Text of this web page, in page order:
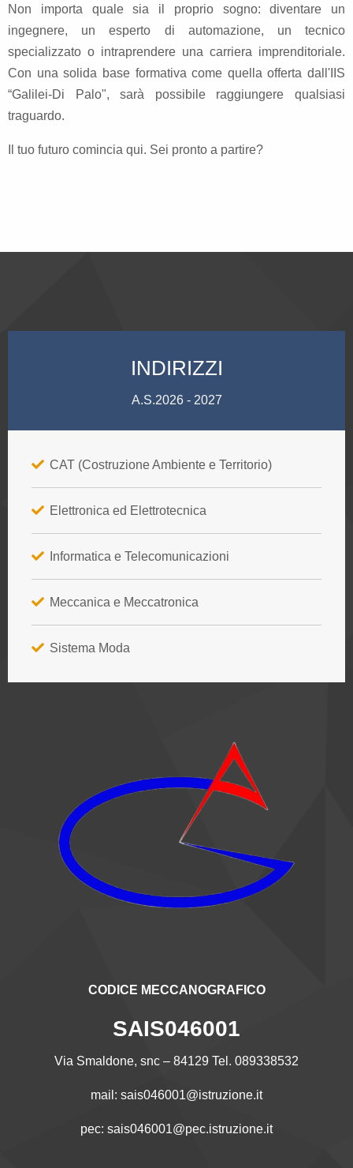
Non importa quale sia il proprio sogno: diventare un
ingegnere, un esperto di automazione, un tecnico
specializzato o intraprendere una carriera imprenditoriale.
Con una solida base formativa come quella offerta dall'IIS
“Galilei-Di Palo", sarà possibile raggiungere qualsiasi
traguardo.
Il tuo futuro comincia qui. Sei pronto a partire?
INDIRIZZI
A.S.2026 - 2027
CAT (Costruzione Ambiente e Territorio)
Elettronica ed Elettrotecnica
Informatica e Telecomunicazioni
Meccanica e Meccatronica
Sistema Moda
CODICE MECCANOGRAFICO
SAIS046001
Via Smaldone, snc – 84129 Tel. 089338532
mail: sais046001@istruzione.it
pec: sais046001@pec.istruzione.it